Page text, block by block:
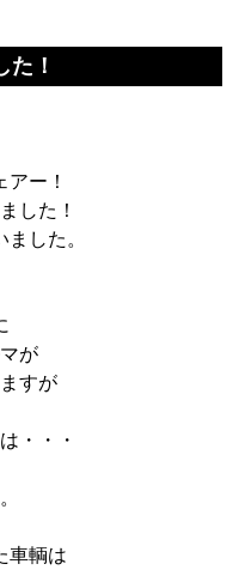
た！
ー！
した！
した。
が
すが
・・・
車輌は